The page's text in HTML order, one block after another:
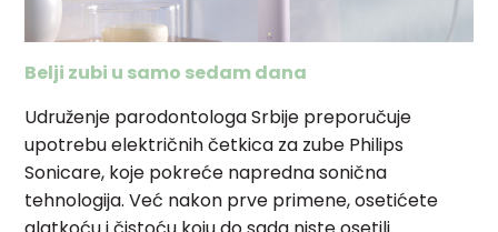
Belji zubi u samo sedam dana
Udruženje parodontologa Srbije preporučuje
upotrebu električnih četkica za zube Philips
Sonicare, koje pokreće napredna sonična
tehnologija. Već nakon prve primene, osetićete